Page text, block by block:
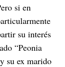
si en
su interés
“Peonia
su ex marido